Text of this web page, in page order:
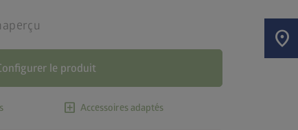
le produit
add_box Accessoires adaptés
location_on